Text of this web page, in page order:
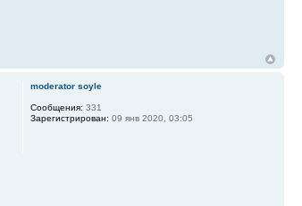
moderator soyle
Сообщения: 331
Зарегистрирован: 09 янв 2020, 03:05